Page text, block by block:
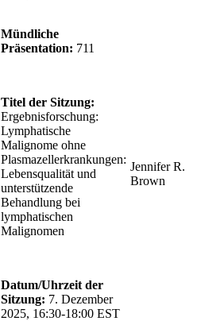
Mündliche
Präsentation: 711
Titel der Sitzung:
Ergebnisforschung:
Lymphatische
Malignome ohne
Plasmazellerkrankungen:
Lebensqualität und
unterstützende
Behandlung bei
lymphatischen
Malignomen
Datum/Uhrzeit der
Sitzung: 7. Dezember
2025, 16:30-18:00 EST
Jennifer R.
Brown